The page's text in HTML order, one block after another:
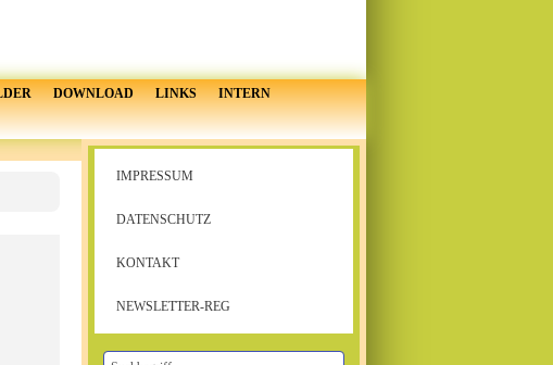
DOWNLOAD LINKS INTERN
IMPRESSUM
DATENSCHUTZ
KONTAKT
NEWSLETTER-REG